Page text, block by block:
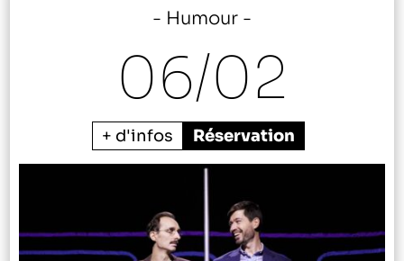
Humour
06/02
+ d'infos Réservation